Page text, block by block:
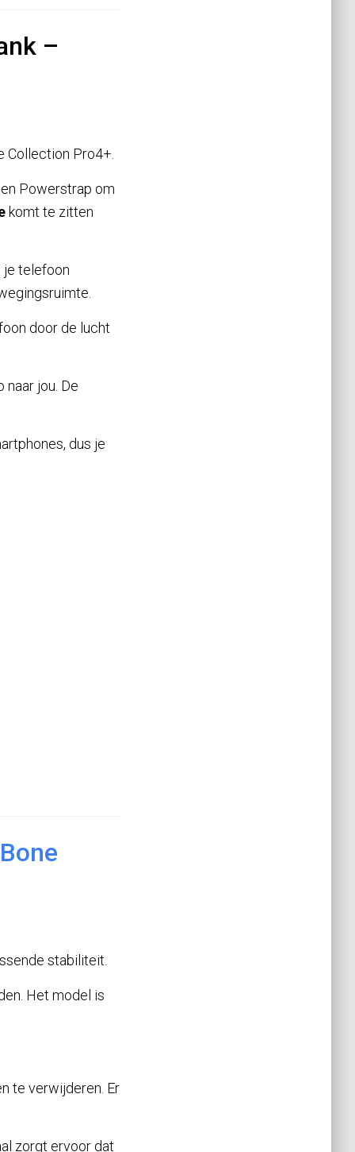
–
Collection Pro4+.
Powerstrap om
komt te zitten
je telefoon
door de lucht
jou. De
dus je
Bone
stabiliteit.
Het model is
te verwijderen. Er
zorgt ervoor dat